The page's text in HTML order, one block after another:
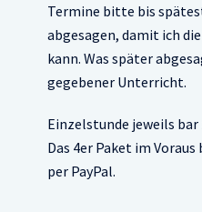
Termine bitte bis
abgesagen, damit ich
kann. Was später
gegebener Unterricht.
Einzelstunde jeweils bar
Das 4er Paket im
per PayPal.